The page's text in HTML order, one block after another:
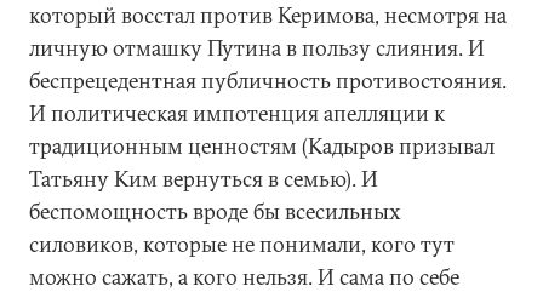
который восстал против Керимова, несмотря на
личную отмашку Путина в пользу слияния. И
беспрецедентная публичность противостояния.
И политическая импотенция апелляции к
традиционным ценностям (Кадыров призывал
Татьяну Ким вернуться в семью). И
беспомощность вроде бы всесильных
силовиков, которые не понимали, кого тут
можно сажать, а кого нельзя. И сама по себе